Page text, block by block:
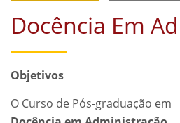
Docência Em
Objetivos
O Curso de Pós-graduação em